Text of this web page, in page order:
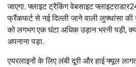
जाएगा. फ्लाइट ट्रैकिंग वेबसाइट
फ्रैंकफर्ट से नई दिल्ली जाने वाली लुफ्थांसा की
को लगभग एक घंटा अधिक उड़ान भरनी पड़ी,
अपनाना पड़ा.
एयरलाइनों के लिए लंबी दूरी और हाई फ्यूल